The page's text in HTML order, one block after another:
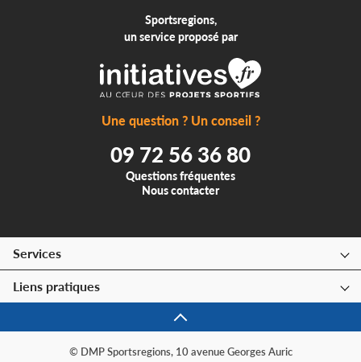
Sportsregions,
un service proposé par
Une question ? Un conseil ?
09 72 56 36 80
Questions fréquentes
Nous contacter
Services
Liens pratiques
© DMP Sportsregions, 10 avenue Georges Auric